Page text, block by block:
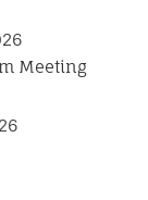
Meeting